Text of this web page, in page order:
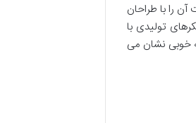
را با طراحان
تولیدی با
خوبی نشان می